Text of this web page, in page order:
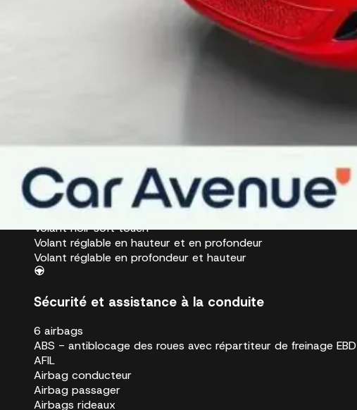
Siège passager chauffant
Vitres avant électriques
Vitres avant électriques
Volant multifonction
Volant noir soft touch
Volant réglable en hauteur et en profondeur
Volant réglable en profondeur et hauteur
Sécurité et assistance à la conduite
6 airbags
ABS - antiblocage des roues avec répartiteur de freinage EBD
AFIL
Airbag conducteur
Airbag passager
Airbags rideaux